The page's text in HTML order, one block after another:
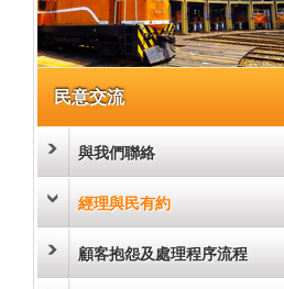
民意交流
與我們聯絡
經理與民有約
顧客抱怨及處理程序流程